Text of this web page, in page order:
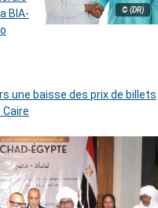
© (DR)
BIA-
une baisse des prix de billets
Caire